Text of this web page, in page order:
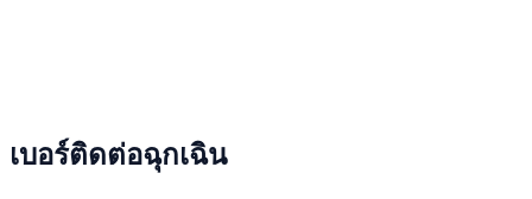
เบอร์ติดต่อฉุกเฉิน